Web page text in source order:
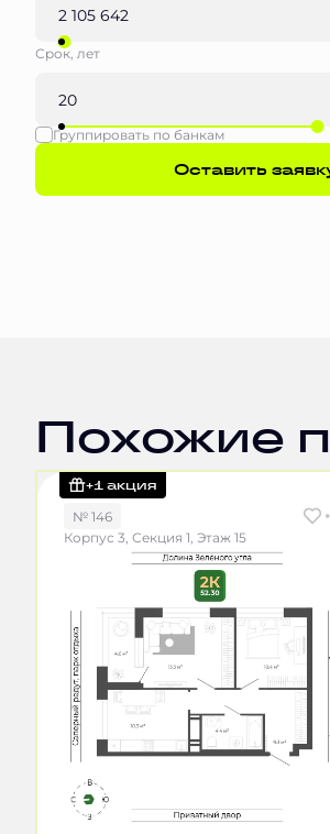
Срок, лет
Группировать по банкам
Оставить
Похожие
+1 акция
№ 146
Корпус 3, Секция 1, Этаж 15